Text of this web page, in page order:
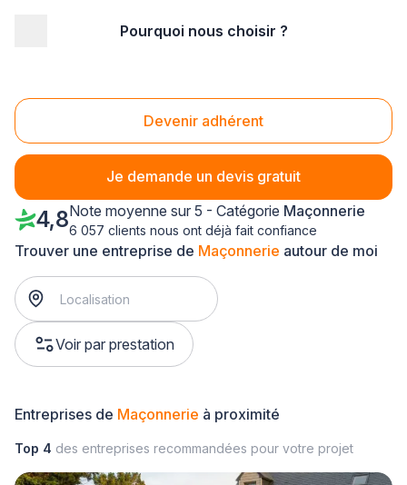
Pourquoi nous choisir ?
Devenir adhérent
Je demande un devis gratuit
Maçonnerie Pornic (44210)
Trouver une entreprise de Maçonnerie autour de moi
Voir par prestation
4,8Note moyenne sur 5 - Catégorie Maçonnerie
6 057 clients nous ont déjà fait confiance
Entreprises de Maçonnerie à proximité
Top 4 des entreprises recommandées pour votre projet